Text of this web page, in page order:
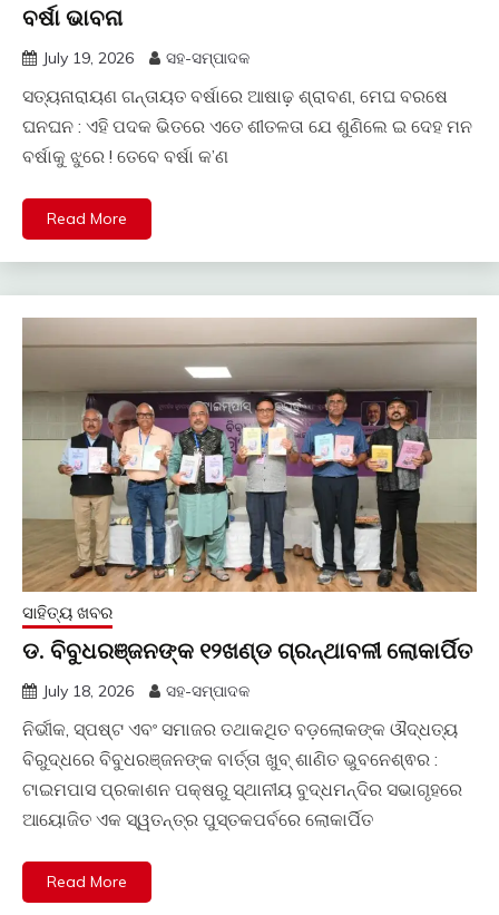
ବର୍ଷା ଭାବନା
July 19, 2026 ସହ-ସମ୍ପାଦକ
ସତ୍ୟନାରାୟଣ ଗନ୍ତାୟତ ବର୍ଷାରେ ଆଷାଢ଼ ଶ୍ରାବଣ, ମେଘ ବରଷେ
ଘନଘନ : ଏହି ପଦକ ଭିତରେ ଏତେ ଶୀତଳତା ଯେ ଶୁଣିଲେ ଇ ଦେହ ମନ
ବର୍ଷାକୁ ଝୁରେ ! ତେବେ ବର୍ଷା କ’ଣ
Read More
ସାହିତ୍ୟ ଖବର
ଡ. ବିବୁଧରଞ୍ଜନଙ୍କ ୧୨ଖଣ୍ଡ ଗ୍ରନ୍ଥାବଳୀ ଲୋକାର୍ପିତ
July 18, 2026 ସହ-ସମ୍ପାଦକ
ନିର୍ଭୀକ, ସ୍ପଷ୍ଟ ଏବଂ ସମାଜର ତଥାକଥିତ ବଡ଼ଲୋକଙ୍କ ଔଦ୍ଧତ୍ୟ
ବିରୁଦ୍ଧରେ ବିବୁଧରଞ୍ଜନଙ୍କ ବାର୍ତ୍ତା ଖୁବ୍ ଶାଣିତ ଭୁବନେଶ୍ଵର :
ଟାଇମପାସ ପ୍ରକାଶନ ପକ୍ଷରୁ ସ୍ଥାନୀୟ ବୁଦ୍ଧମନ୍ଦିର ସଭାଗୃହରେ
ଆୟୋଜିତ ଏକ ସ୍ୱତନ୍ତ୍ର ପୁସ୍ତକପର୍ବରେ ଲୋକାର୍ପିତ
Read More